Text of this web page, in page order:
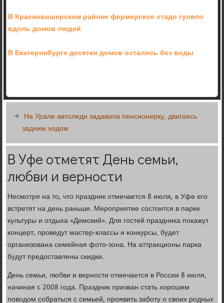
В Красновишерском районе фермерское стадо гуляло
вдоль домов людей
В Екатеринбурге десятки домов остались без воды
На Урале автоледи задавила пенсионерку, двигаясь
задним ходом
В Уфе отметят День семьи,
любви и верности
Несмотря на то, что праздник отмечается 8 июля, в Уфе его
встретят на день раньше. Мероприятие состоится в парке
культуры и отдыха «Демский». Для гостей праздника покажут
концерт, проведут мастер-классы и конкурсы, будет
организована семейная фото-зона. На аттракционы парка
будут предоставлены скидки.
День семьи, любви и верности отмечается в России 8 июля,
начиная с 2008 года. Праздник призван стать хорошим
поводом собраться с семьей, проявить заботу о своих родных